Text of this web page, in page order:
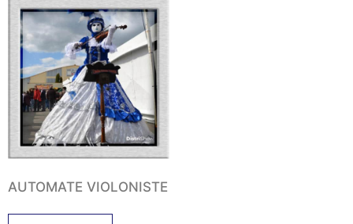
AUTOMATE VIOLONISTE